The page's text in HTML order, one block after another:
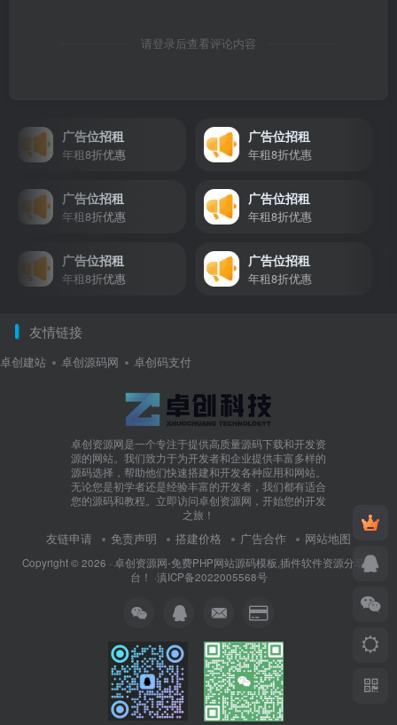
请登录后查看评论内容
广告位招租
年租8折优惠
广告位招租
年租8折优惠
广告位招租
年租8折优惠
广告位招租
年租8折优惠
广告位招租
年租8折优惠
广告位招租
年租8折优惠
友情链接
卓创建站 卓创源码网 卓创码支付
卓创资源网是一个专注于提供高质量源码下载和开发资
源的网站。我们致力于为开发者和企业提供丰富多样的
源码选择，帮助他们快速搭建和开发各种应用和网站。
无论您是初学者还是经验丰富的开发者，我们都有适合
您的源码和教程。立即访问卓创资源网，开始您的开发
之旅！
友链申请 免责声明 搭建价格 广告合作 网站地图
Copyright © 2026 · 卓创资源网-免费PHP网站源码模板,插件软件资源分享平
台！ ·滇ICP备2022005568号